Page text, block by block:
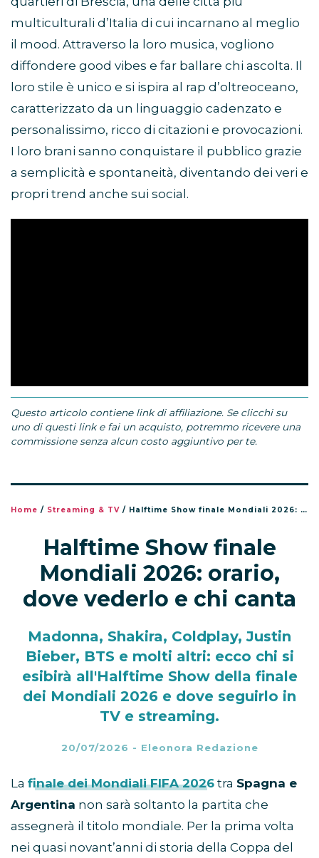
multiculturali d’Italia di cui incarnano al meglio
il mood. Attraverso la loro musica, vogliono
diffondere good vibes e far ballare chi ascolta. Il
loro stile è unico e si ispira al rap d’oltreoceano,
caratterizzato da un linguaggio cadenzato e
personalissimo, ricco di citazioni e provocazioni.
I loro brani sanno conquistare il pubblico grazie
a semplicità e spontaneità, diventando dei veri e
propri trend anche sui social.
Questo articolo contiene link di affiliazione. Se clicchi su
uno di questi link e fai un acquisto, potremmo ricevere una
commissione senza alcun costo aggiuntivo per te.
Home / Streaming & TV / Halftime Show finale Mondiali 2026: orario, dove vederlo e chi canta
Halftime Show finale
Mondiali 2026: orario,
dove vederlo e chi canta
Madonna, Shakira, Coldplay, Justin
Bieber, BTS e molti altri: ecco chi si
esibirà all'Halftime Show della finale
dei Mondiali 2026 e dove seguirlo in
TV e streaming.
20/07/2026 - Eleonora Redazione
La finale dei Mondiali FIFA 2026 tra Spagna e
Argentina non sarà soltanto la partita che
assegnerà il titolo mondiale. Per la prima volta
nei quasi novant’anni di storia della Coppa del